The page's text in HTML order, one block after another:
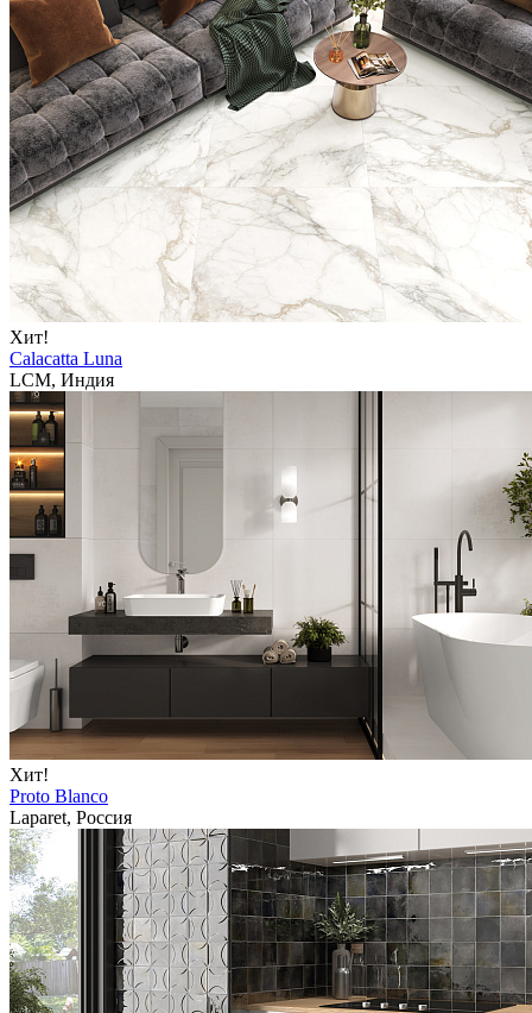
Хит!
Calacatta Luna
LCM, Индия
Хит!
Proto Blanco
Laparet, Россия